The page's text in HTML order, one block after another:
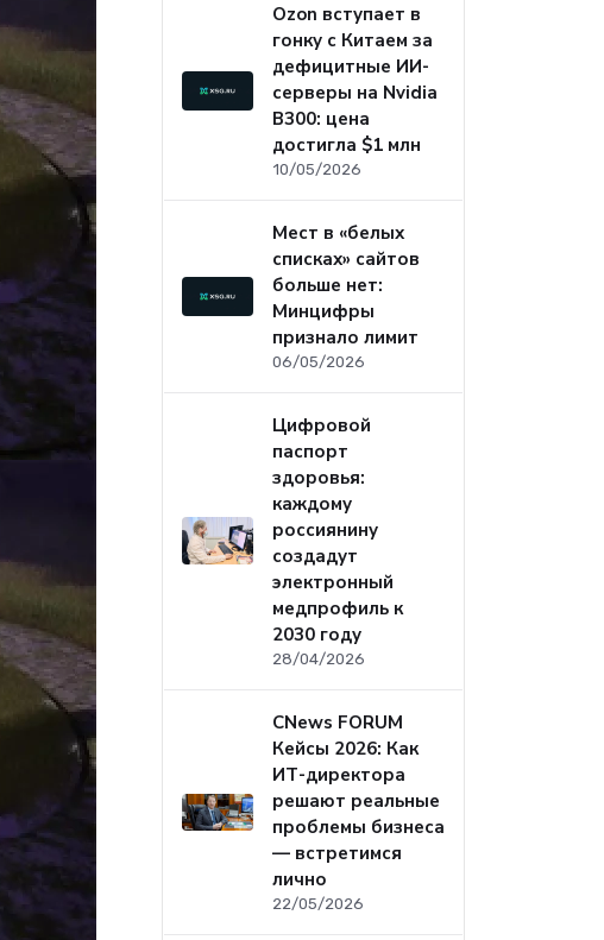
Ozon вступает в
гонку с Китаем за
дефицитные ИИ-
серверы на Nvidia
B300: цена
достигла $1 млн
10/05/2026
Мест в «белых
списках» сайтов
больше нет:
Минцифры
признало лимит
06/05/2026
Цифровой
паспорт
здоровья:
каждому
россиянину
создадут
электронный
медпрофиль к
2030 году
28/04/2026
CNews FORUM
Кейсы 2026: Как
ИТ-директора
решают реальные
проблемы бизнеса
— встретимся
лично
22/05/2026